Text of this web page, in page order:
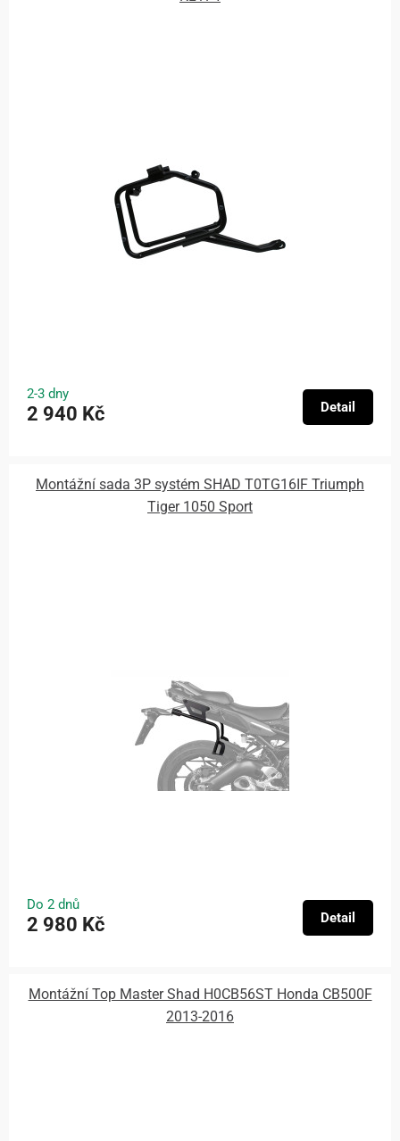
2-3 dny
2 940 Kč Detail
Montážní sada 3P systém SHAD T0TG16IF Triumph
Tiger 1050 Sport
Do 2 dnů
2 980 Kč Detail
Montážní Top Master Shad H0CB56ST Honda CB500F
2013-2016